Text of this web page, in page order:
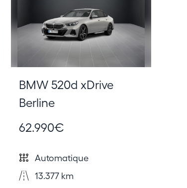
BMW 520d xDrive
Berline
62.990€
Automatique
13.377 km